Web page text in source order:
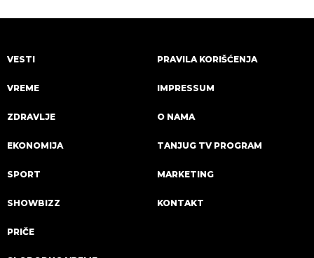
VESTI
VREME
ZDRAVLJE
EKONOMIJA
SPORT
SHOWBIZZ
PRIČE
PRAVILA KORIŠĆENJA
IMPRESSUM
O NAMA
TANJUG TV PROGRAM
MARKETING
KONTAKT